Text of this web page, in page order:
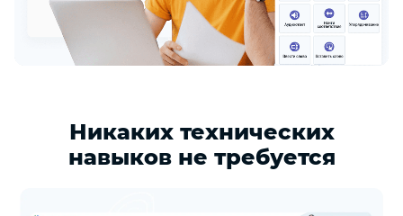
Никаких технических
навыков не требуется